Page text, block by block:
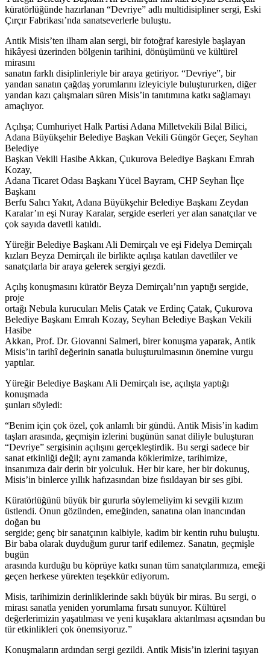
küratörlüğünde hazırlanan “Devriye” adlı multidisipliner sergi, Eski
Çırçır Fabrikası’nda sanatseverlerle buluştu.
Antik Misis’ten ilham alan sergi, bir fotoğraf karesiyle başlayan
hikâyesi üzerinden bölgenin tarihini, dönüşümünü ve kültürel
mirasını
sanatın farklı disiplinleriyle bir araya getiriyor. “Devriye”, bir
yandan sanatın çağdaş yorumlarını izleyiciyle buluştururken, diğer
yandan kazı çalışmaları süren Misis’in tanıtımına katkı sağlamayı
amaçlıyor.
Açılışa; Cumhuriyet Halk Partisi Adana Milletvekili Bilal Bilici,
Adana Büyükşehir Belediye Başkan Vekili Güngör Geçer, Seyhan
Belediye
Başkan Vekili Hasibe Akkan, Çukurova Belediye Başkanı Emrah
Kozay,
Adana Ticaret Odası Başkanı Yücel Bayram, CHP Seyhan İlçe
Başkanı
Berfu Salıcı Yakıt, Adana Büyükşehir Belediye Başkanı Zeydan
Karalar’ın eşi Nuray Karalar, sergide eserleri yer alan sanatçılar ve
çok sayıda davetli katıldı.
Yüreğir Belediye Başkanı Ali Demirçalı ve eşi Fidelya Demirçalı
kızları Beyza Demirçalı ile birlikte açılışa katılan davetliler ve
sanatçılarla bir araya gelerek sergiyi gezdi.
Açılış konuşmasını küratör Beyza Demirçalı’nın yaptığı sergide,
proje
ortağı Nebula kurucuları Melis Çatak ve Erdinç Çatak, Çukurova
Belediye Başkanı Emrah Kozay, Seyhan Belediye Başkan Vekili
Hasibe
Akkan, Prof. Dr. Giovanni Salmeri, birer konuşma yaparak, Antik
Misis’in tarihî değerinin sanatla buluşturulmasının önemine vurgu
yaptılar.
Yüreğir Belediye Başkanı Ali Demirçalı ise, açılışta yaptığı
konuşmada
şunları söyledi:
“Benim için çok özel, çok anlamlı bir gündü. Antik Misis’in kadim
taşları arasında, geçmişin izlerini bugünün sanat diliyle buluşturan
“Devriye” sergisinin açılışını gerçekleştirdik. Bu sergi sadece bir
sanat etkinliği değil; aynı zamanda köklerimize, tarihimize,
insanımıza dair derin bir yolculuk. Her bir kare, her bir dokunuş,
Misis’in binlerce yıllık hafızasından bize fısıldayan bir ses gibi.
Küratörlüğünü büyük bir gururla söylemeliyim ki sevgili kızım
üstlendi. Onun gözünden, emeğinden, sanatına olan inancından
doğan bu
sergide; genç bir sanatçının kalbiyle, kadim bir kentin ruhu buluştu.
Bir baba olarak duyduğum gurur tarif edilemez. Sanatın, geçmişle
bugün
arasında kurduğu bu köprüye katkı sunan tüm sanatçılarımıza, emeği
geçen herkese yürekten teşekkür ediyorum.
Misis, tarihimizin derinliklerinde saklı büyük bir miras. Bu sergi, o
mirası sanatla yeniden yorumlama fırsatı sunuyor. Kültürel
değerlerimizin yaşatılması ve yeni kuşaklara aktarılması açısından bu
tür etkinlikleri çok önemsiyoruz.”
Konuşmaların ardından sergi gezildi. Antik Misis’in izlerini taşıyan